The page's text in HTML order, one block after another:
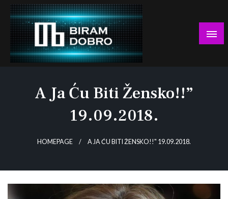
Skip
content
A Ja Ću Biti Žensko!!”
19.09.2018.
HOMEPAGE A JA ĆU BITI ŽENSKO!!" 19.09.2018.